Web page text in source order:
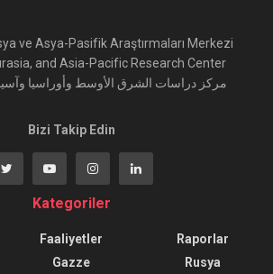
ve Asya-Pasifik Araştırmaları Merkezi
and Asia-Pacific Research Center
مركز دراسات الشرق الأوسط وأوراسيا
Bizi Takip Edin
Kategoriler
Faaliyetler
Gazze
Raporlar
Rusya